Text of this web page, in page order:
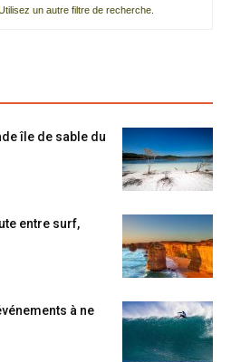
un autre filtre de recherche.
île de sable du
entre surf,
à ne